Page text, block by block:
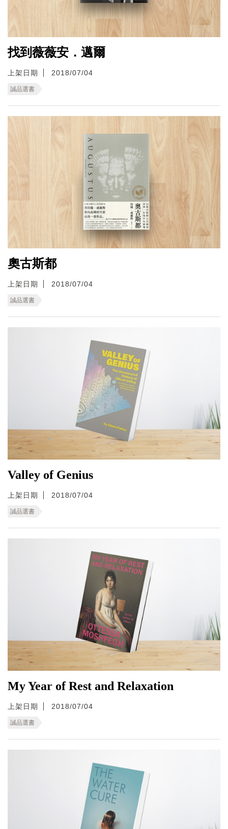
找到薇薇安．邁爾
上架日期 2018/07/04
誠品選書
奧古斯都
上架日期 2018/07/04
誠品選書
Valley of Genius
上架日期 2018/07/04
誠品選書
My Year of Rest and Relaxation
上架日期 2018/07/04
誠品選書